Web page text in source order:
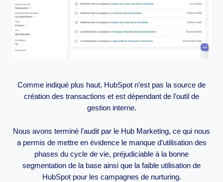
Comme indiqué plus haut, HubSpot n’est pas la source de
création des transactions et est dépendant de l’outil de
gestion interne.
Nous avons terminé l’audit par le Hub Marketing, ce qui nous
a permis de mettre en évidence le manque d’utilisation des
phases du cycle de vie, préjudiciable à la bonne
segmentation de la base ainsi que la faible utilisation de
HubSpot pour les campagnes de nurturing.